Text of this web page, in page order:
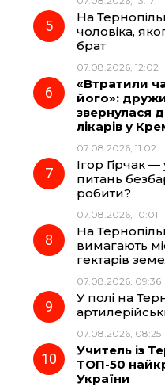
На
чоловіка,
брат
07.08.2026, 12:02
«Втратили
його»:
звернулася
лікарів у
07.08.2026, 11:02
Ігор Гірчак
питань
робити?
07.08.2026, 10:01
На
вимагають
гектарів
07.08.2026, 09:36
У полі на
07.08.2026, 08:25
Учитель із
ТОП-50
України